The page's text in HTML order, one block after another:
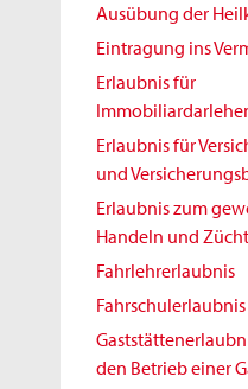
Ausübung der
Eintragung ins
Erlaubnis für
Erlaubnis für
und
Erlaubnis zum
Handeln und
Fahrlehrerlaubnis
Fahrschulerlaubnis
den Betrieb einer